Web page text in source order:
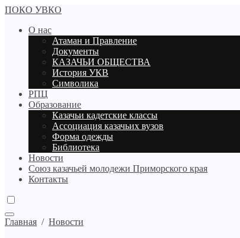
ПОКО УВКО
О нас
Атаман и Правление
Документы
КАЗАЧЬИ ОБЩЕСТВА
История УКВ
Символика
РПЦ
Образование
Казачьи кадетские классы
Ассоциация казачьих вузов
Форма одежды
Библиотека
Новости
Союз казачьей молодежи Приморского края
Контакты
Главная / Новости